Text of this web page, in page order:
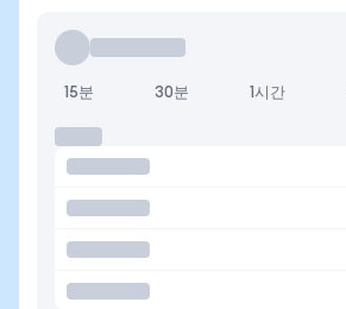
15분 30분 1시간